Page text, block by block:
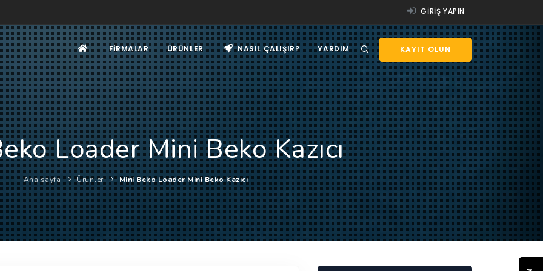
GIRIŞ YAPIN
KAYIT OLUN
FIRMALAR ÜRÜNLER NASIL ÇALIŞIR? YARDIM
Loader Mini Beko Kazıcı
Ana sayfa Ürünler Mini Beko Loader Mini Beko Kazıcı